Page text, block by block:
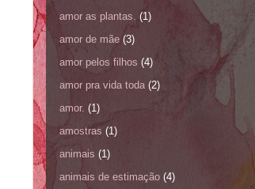
amor as plantas. (1)
amor de mãe (3)
amor pelos filhos (4)
amor pra vida toda (2)
amor. (1)
amostras (1)
animais (1)
animais de estimação (4)